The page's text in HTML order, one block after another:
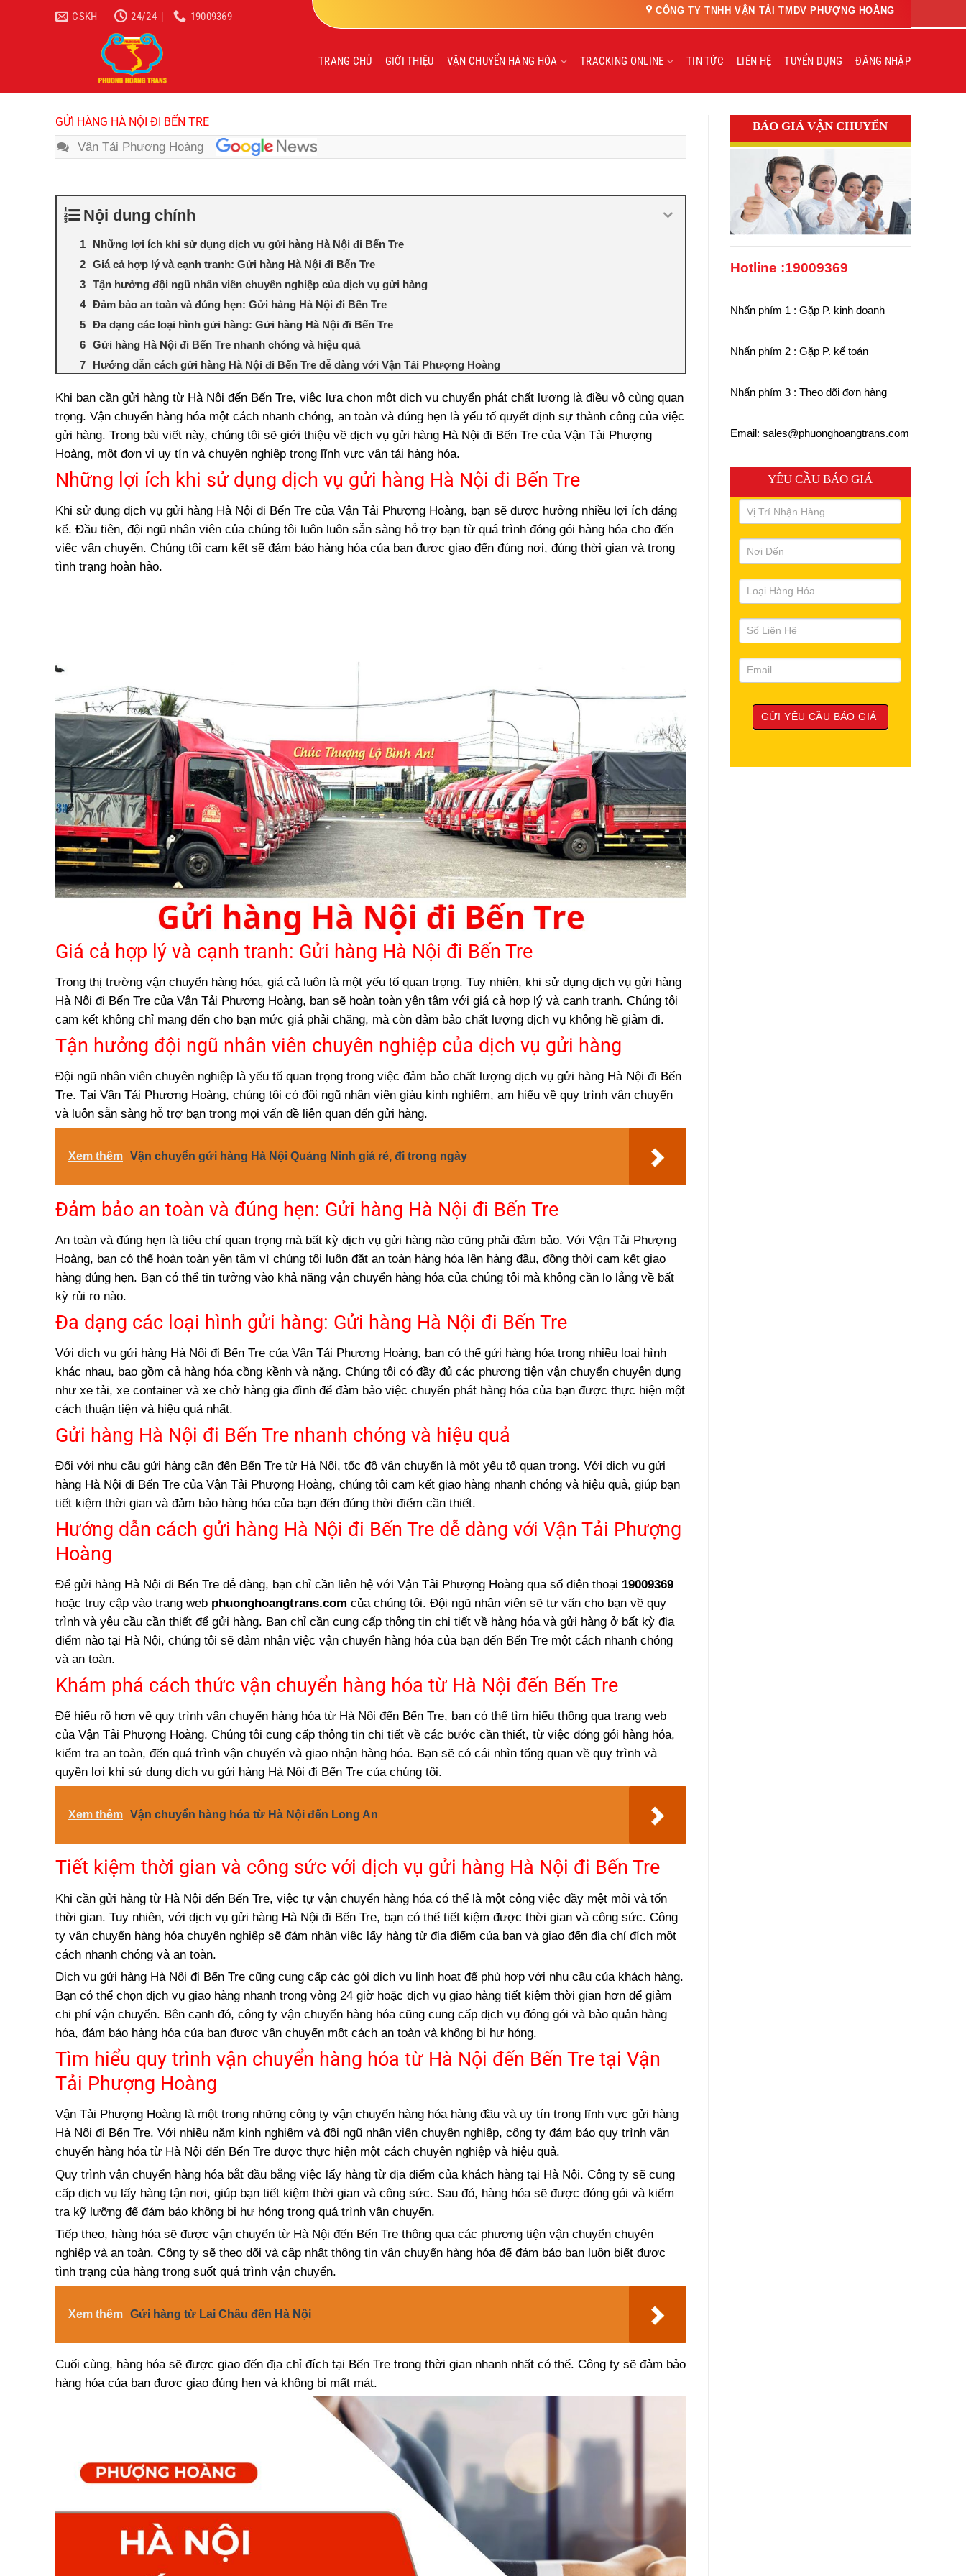
CSKH 24/24 19009369 CÔNG TY TNHH VẬN TẢI TMDV PHƯỢNG HOÀNG
TRANG CHỦ GIỚI THIỆU VẬN CHUYỂN HÀNG HÓA TRACKING ONLINE TIN TỨC LIÊN HỆ TUYỂN DỤNG ĐĂNG NHẬP
GỬI HÀNG HÀ NỘI ĐI BẾN TRE
Vận Tải Phượng Hoàng
Nội dung chính
Những lợi ích khi sử dụng dịch vụ gửi hàng Hà Nội đi Bến Tre
Giá cả hợp lý và cạnh tranh: Gửi hàng Hà Nội đi Bến Tre
Tận hưởng đội ngũ nhân viên chuyên nghiệp của dịch vụ gửi hàng
Đảm bảo an toàn và đúng hẹn: Gửi hàng Hà Nội đi Bến Tre
Đa dạng các loại hình gửi hàng: Gửi hàng Hà Nội đi Bến Tre
Gửi hàng Hà Nội đi Bến Tre nhanh chóng và hiệu quả
Hướng dẫn cách gửi hàng Hà Nội đi Bến Tre dễ dàng với Vận Tải Phượng Hoàng
Tiết kiệm thời gian và công sức với dịch vụ gửi hàng Hà Nội đi Bến Tre
Tìm hiểu quy trình vận chuyển hàng hóa từ Hà Nội đến Bến Tre tại Vận Tải Phượng Hoàng
Gửi hàng Hà Nội đi Bến Tre: Lựa chọn hàng đầu cho doanh nghiệp
Khi bạn cần gửi hàng từ Hà Nội đến Bến Tre, việc lựa chọn một dịch vụ chuyển phát chất lượng là điều vô cùng quan
trọng. Vận chuyển hàng hóa một cách nhanh chóng, an toàn và đúng hẹn là yếu tố quyết định sự thành công của việc
gửi hàng. Trong bài viết này, chúng tôi sẽ giới thiệu về dịch vụ gửi hàng Hà Nội đi Bến Tre của Vận Tải Phượng
Hoàng, một đơn vị uy tín và chuyên nghiệp trong lĩnh vực vận tải hàng hóa.
Những lợi ích khi sử dụng dịch vụ gửi hàng Hà Nội đi Bến Tre
Khi sử dụng dịch vụ gửi hàng Hà Nội đi Bến Tre của Vận Tải Phượng Hoàng, bạn sẽ được hưởng nhiều lợi ích đáng
kể. Đầu tiên, đội ngũ nhân viên của chúng tôi luôn luôn sẵn sàng hỗ trợ bạn từ quá trình đóng gói hàng hóa cho đến
việc vận chuyển. Chúng tôi cam kết sẽ đảm bảo hàng hóa của bạn được giao đến đúng nơi, đúng thời gian và trong
tình trạng hoàn hảo.
Giá cả hợp lý và cạnh tranh: Gửi hàng Hà Nội đi Bến Tre
Trong thị trường vận chuyển hàng hóa, giá cả luôn là một yếu tố quan trọng. Tuy nhiên, khi sử dụng dịch vụ gửi hàng
Hà Nội đi Bến Tre của Vận Tải Phượng Hoàng, bạn sẽ hoàn toàn yên tâm với giá cả hợp lý và cạnh tranh. Chúng tôi
cam kết không chỉ mang đến cho bạn mức giá phải chăng, mà còn đảm bảo chất lượng dịch vụ không hề giảm đi.
Tận hưởng đội ngũ nhân viên chuyên nghiệp của dịch vụ gửi hàng
Đội ngũ nhân viên chuyên nghiệp là yếu tố quan trọng trong việc đảm bảo chất lượng dịch vụ gửi hàng Hà Nội đi Bến
Tre. Tại Vận Tải Phượng Hoàng, chúng tôi có đội ngũ nhân viên giàu kinh nghiệm, am hiểu về quy trình vận chuyển
và luôn sẵn sàng hỗ trợ bạn trong mọi vấn đề liên quan đến gửi hàng.
Xem thêm Vận chuyển gửi hàng Hà Nội Quảng Ninh giá rẻ, đi trong ngày
Đảm bảo an toàn và đúng hẹn: Gửi hàng Hà Nội đi Bến Tre
An toàn và đúng hẹn là tiêu chí quan trọng mà bất kỳ dịch vụ gửi hàng nào cũng phải đảm bảo. Với Vận Tải Phượng
Hoàng, bạn có thể hoàn toàn yên tâm vì chúng tôi luôn đặt an toàn hàng hóa lên hàng đầu, đồng thời cam kết giao
hàng đúng hẹn. Bạn có thể tin tưởng vào khả năng vận chuyển hàng hóa của chúng tôi mà không cần lo lắng về bất
kỳ rủi ro nào.
Đa dạng các loại hình gửi hàng: Gửi hàng Hà Nội đi Bến Tre
Với dịch vụ gửi hàng Hà Nội đi Bến Tre của Vận Tải Phượng Hoàng, bạn có thể gửi hàng hóa trong nhiều loại hình
khác nhau, bao gồm cả hàng hóa cồng kềnh và nặng. Chúng tôi có đầy đủ các phương tiện vận chuyển chuyên dụng
như xe tải, xe container và xe chở hàng gia đình để đảm bảo việc chuyển phát hàng hóa của bạn được thực hiện một
cách thuận tiện và hiệu quả nhất.
Gửi hàng Hà Nội đi Bến Tre nhanh chóng và hiệu quả
Đối với nhu cầu gửi hàng cần đến Bến Tre từ Hà Nội, tốc độ vận chuyển là một yếu tố quan trọng. Với dịch vụ gửi
hàng Hà Nội đi Bến Tre của Vận Tải Phượng Hoàng, chúng tôi cam kết giao hàng nhanh chóng và hiệu quả, giúp bạn
tiết kiệm thời gian và đảm bảo hàng hóa của bạn đến đúng thời điểm cần thiết.
Hướng dẫn cách gửi hàng Hà Nội đi Bến Tre dễ dàng với Vận Tải Phượng
Hoàng
Để gửi hàng Hà Nội đi Bến Tre dễ dàng, bạn chỉ cần liên hệ với Vận Tải Phượng Hoàng qua số điện thoại 19009369
hoặc truy cập vào trang web phuonghoangtrans.com của chúng tôi. Đội ngũ nhân viên sẽ tư vấn cho bạn về quy
trình và yêu cầu cần thiết để gửi hàng. Bạn chỉ cần cung cấp thông tin chi tiết về hàng hóa và gửi hàng ở bất kỳ địa
điểm nào tại Hà Nội, chúng tôi sẽ đảm nhận việc vận chuyển hàng hóa của bạn đến Bến Tre một cách nhanh chóng
và an toàn.
Khám phá cách thức vận chuyển hàng hóa từ Hà Nội đến Bến Tre
Để hiểu rõ hơn về quy trình vận chuyển hàng hóa từ Hà Nội đến Bến Tre, bạn có thể tìm hiểu thông qua trang web
của Vận Tải Phượng Hoàng. Chúng tôi cung cấp thông tin chi tiết về các bước cần thiết, từ việc đóng gói hàng hóa,
kiểm tra an toàn, đến quá trình vận chuyển và giao nhận hàng hóa. Bạn sẽ có cái nhìn tổng quan về quy trình và
quyền lợi khi sử dụng dịch vụ gửi hàng Hà Nội đi Bến Tre của chúng tôi.
Xem thêm Vận chuyển hàng hóa từ Hà Nội đến Long An
Tiết kiệm thời gian và công sức với dịch vụ gửi hàng Hà Nội đi Bến Tre
Khi cần gửi hàng từ Hà Nội đến Bến Tre, việc tự vận chuyển hàng hóa có thể là một công việc đầy mệt mỏi và tốn
thời gian. Tuy nhiên, với dịch vụ gửi hàng Hà Nội đi Bến Tre, bạn có thể tiết kiệm được thời gian và công sức. Công
ty vận chuyển hàng hóa chuyên nghiệp sẽ đảm nhận việc lấy hàng từ địa điểm của bạn và giao đến địa chỉ đích một
cách nhanh chóng và an toàn.
Dịch vụ gửi hàng Hà Nội đi Bến Tre cũng cung cấp các gói dịch vụ linh hoạt để phù hợp với nhu cầu của khách hàng.
Bạn có thể chọn dịch vụ giao hàng nhanh trong vòng 24 giờ hoặc dịch vụ giao hàng tiết kiệm thời gian hơn để giảm
chi phí vận chuyển. Bên cạnh đó, công ty vận chuyển hàng hóa cũng cung cấp dịch vụ đóng gói và bảo quản hàng
hóa, đảm bảo hàng hóa của bạn được vận chuyển một cách an toàn và không bị hư hỏng.
Tìm hiểu quy trình vận chuyển hàng hóa từ Hà Nội đến Bến Tre tại Vận
Tải Phượng Hoàng
Vận Tải Phượng Hoàng là một trong những công ty vận chuyển hàng hóa hàng đầu và uy tín trong lĩnh vực gửi hàng
Hà Nội đi Bến Tre. Với nhiều năm kinh nghiệm và đội ngũ nhân viên chuyên nghiệp, công ty đảm bảo quy trình vận
chuyển hàng hóa từ Hà Nội đến Bến Tre được thực hiện một cách chuyên nghiệp và hiệu quả.
Quy trình vận chuyển hàng hóa bắt đầu bằng việc lấy hàng từ địa điểm của khách hàng tại Hà Nội. Công ty sẽ cung
cấp dịch vụ lấy hàng tận nơi, giúp bạn tiết kiệm thời gian và công sức. Sau đó, hàng hóa sẽ được đóng gói và kiểm
tra kỹ lưỡng để đảm bảo không bị hư hỏng trong quá trình vận chuyển.
Tiếp theo, hàng hóa sẽ được vận chuyển từ Hà Nội đến Bến Tre thông qua các phương tiện vận chuyển chuyên
nghiệp và an toàn. Công ty sẽ theo dõi và cập nhật thông tin vận chuyển hàng hóa để đảm bảo bạn luôn biết được
tình trạng của hàng trong suốt quá trình vận chuyển.
Xem thêm Gửi hàng từ Lai Châu đến Hà Nội
Cuối cùng, hàng hóa sẽ được giao đến địa chỉ đích tại Bến Tre trong thời gian nhanh nhất có thể. Công ty sẽ đảm bảo
hàng hóa của bạn được giao đúng hẹn và không bị mất mát.
BÁO GIÁ VẬN CHUYỂN
Hotline :19009369
Nhấn phím 1 : Gặp P. kinh doanh
Nhấn phím 2 : Gặp P. kế toán
Nhấn phím 3 : Theo dõi đơn hàng
Email: sales@phuonghoangtrans.com
YÊU CẦU BÁO GIÁ